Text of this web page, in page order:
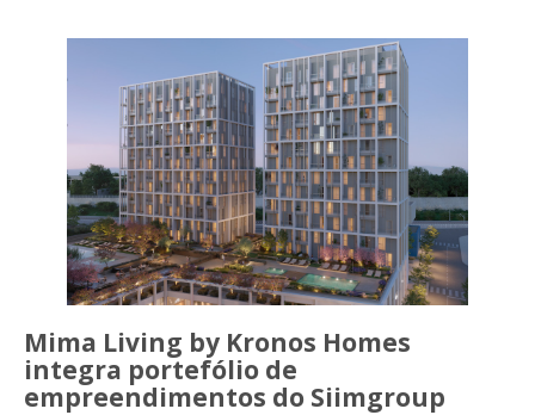
Mima Living by Kronos Homes
integra portefólio de
empreendimentos do Siimgroup